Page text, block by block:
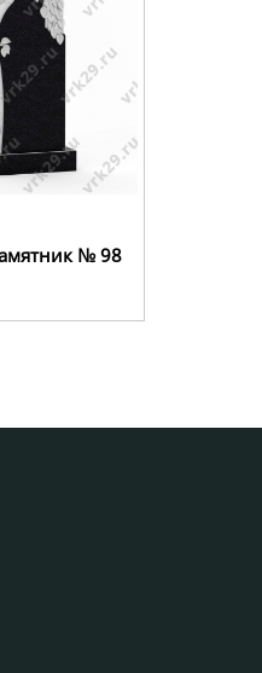
№ 98